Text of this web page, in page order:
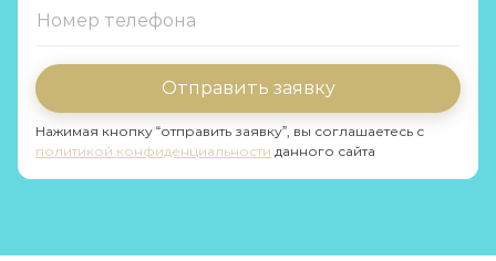
Отправить заявку
Нажимая кнопку “отправить заявку”, вы соглашаетесь с
политикой конфиденциальности данного сайта